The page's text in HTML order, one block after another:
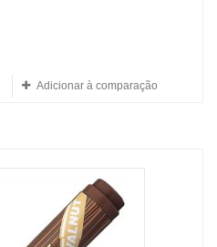
Adicionar à comparação